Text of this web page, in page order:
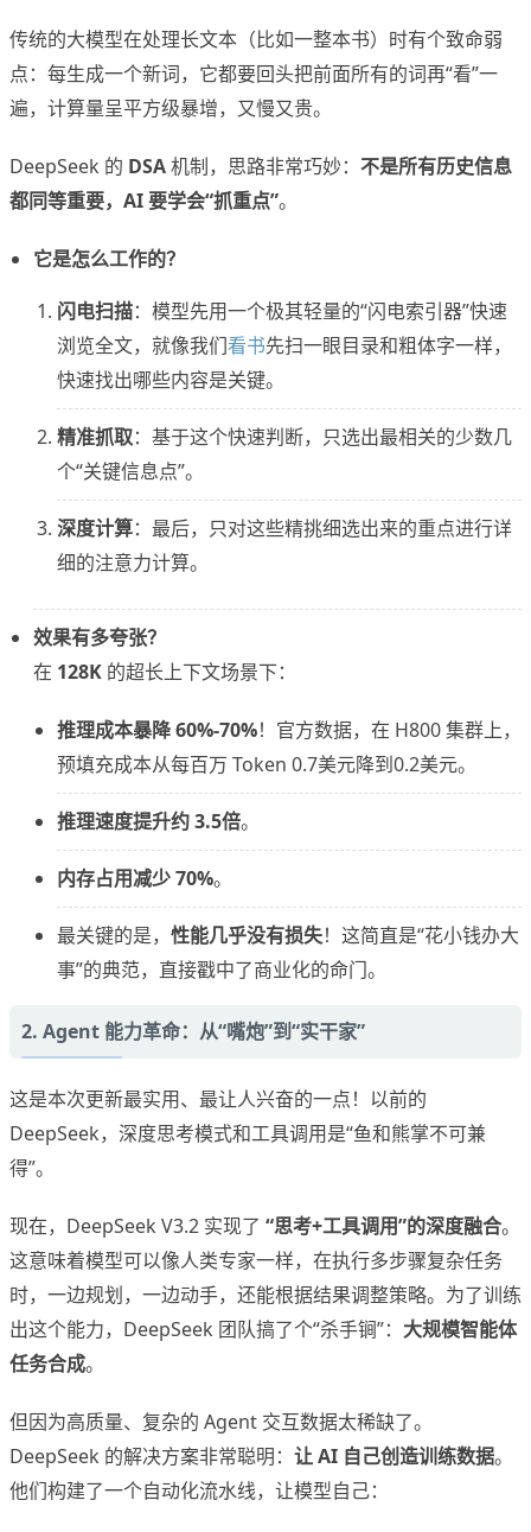
传统的大模型在处理长文本（比如一整本书）时有个致命弱
点：每生成一个新词，它都要回头把前面所有的词再“看”一
遍，计算量呈平方级暴增，又慢又贵。
DeepSeek 的 DSA机制，思路非常巧妙： 不是所有历史信息
都同等重要，AI 要学会“抓重点”。
它是怎么工作的？
闪电扫描：模型先用一个极其轻量的“闪电索引器”快速
浏览全文，就像我们看书先扫一眼目录和粗体字一样，
快速找出哪些内容是关键。
精准抓取：基于这个快速判断，只选出最相关的少数几
个“关键信息点”。
深度计算：最后，只对这些精挑细选出来的重点进行详
细的注意力计算。
效果有多夸张？
在 128K 的超长上下文场景下：
推理成本暴降 60%-70%！官方数据，在 H800 集群上，
预填充成本从每百万 Token 0.7美元降到0.2美元。
推理速度提升约 3.5倍。
内存占用减少 70%。
最关键的是， 性能几乎没有损失！这简直是“花小钱办大
事”的典范，直接戳中了商业化的命门。
2. Agent 能力革命：从“嘴炮”到“实干家”
这是本次更新最实用、最让人兴奋的一点！以前的
DeepSeek，深度思考模式和工具调用是“鱼和熊掌不可兼
得”。
现在，DeepSeek V3.2 实现了 “思考+工具调用”的深度融合。
这意味着模型可以像人类专家一样，在执行多步骤复杂任务
时，一边规划，一边动手，还能根据结果调整策略。为了训练
出这个能力，DeepSeek 团队搞了个“杀手锏”： 大规模智能体
任务合成。
但因为高质量、复杂的 Agent 交互数据太稀缺了。
DeepSeek 的解决方案非常聪明： 让 AI 自己创造训练数据。
他们构建了一个自动化流水线，让模型自己：